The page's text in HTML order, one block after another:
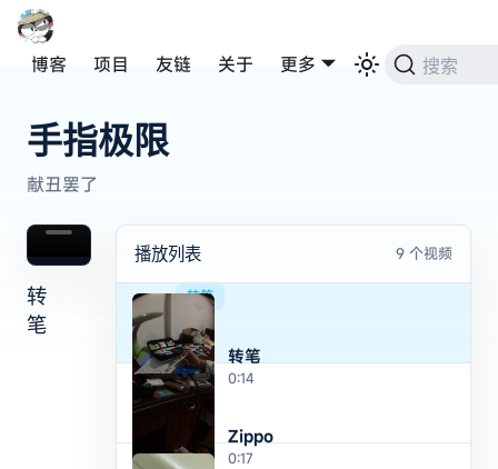
博客 项目 友链 关于 更多 搜索
手指极限
献丑罢了
转
笔
转笔
播放列表 9 个视频
转笔
0:14
Zippo
0:17